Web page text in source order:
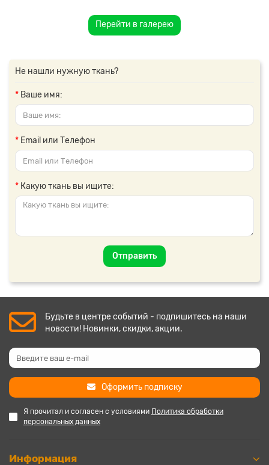
Перейти в галерею
Не нашли нужную ткань?
Ваше имя:
Email или Телефон
Какую ткань вы ищите:
Отправить
Будьте в центре событий - подпишитесь на наши
новости! Новинки, скидки, акции.
Оформить подписку
Я прочитал и согласен с условиями Политика обработки
персональных данных
Информация